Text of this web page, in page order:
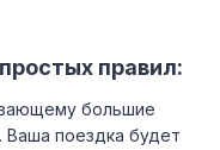
правил:
большие
Ваша поездка будет